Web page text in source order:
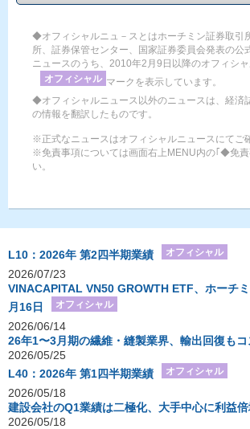
◆オフィシャルニュ－スとはホーチミン証券取引
所、証券保管センター、国家証券委員会発表の公
ニュースのうち、2010年2月9日以降のオフィシ
オフィシャル マークを表示しています。
◆オフィシャルニュース以外のニュースは、経済
の情報を翻訳したものです。
※正式なニュースはオフィシャルニュースにてご
※免責事項については画面右上MENU内の｢◆免責
い。
L10：2026年 第2四半期業績 オフィシャル
2026/07/23
VINACAPITAL VN50 GROWTH ETF、ホーチ
月16日
オフィシャル
2026/06/14
26年1〜3月期の繊維・縫製業界、輸出回復も
2026/05/25
L40：2026年 第1四半期業績
オフィシャル
2026/05/18
建設会社のQ1業績は二極化、大手中心に利益
2026/05/18